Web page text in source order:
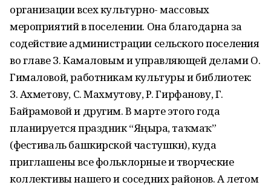
организации всех культурно- массовых
мероприятий в поселении. Она благодарна за
содействие администрации сельского поселения
во главе З. Камаловым и управляющей делами О.
Гималовой, работникам культуры и библиотек:
З. Ахметову, С. Махмутову, Р. Гирфанову, Г.
Байрамовой и другим. В марте этого года
планируется праздник “Яңғыра, таҡмаҡ”
(фестиваль башкирской частушки), куда
приглашены все фольклорные и творческие
коллективы нашего и соседних районов. А летом